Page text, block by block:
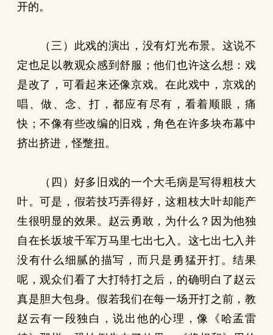
开的。
（三）此戏的演出，没有灯光布景。这说不
定也足以教观众感到舒服；他们也许这么想：戏
是改了，可看起来还像京戏。在此戏中，京戏的
唱、做、念、打，都应有尽有，看着顺眼，痛
快；不像有些改编的旧戏，角色在许多块布幕中
挤出挤进，怪蹩扭。
（四）好多旧戏的一个大毛病是写得粗枝大
叶。可是，假若技巧弄得好，这粗枝大叶却能产
生很明显的效果。赵云勇敢，为什么？因为他独
自在长坂坡千军万马里七出七入。这七出七入并
没有什么细腻的描写，而只是勇猛开打。结果
呢，观众们看了大打特打之后，的确明白了赵云
真是胆大包身。假若我们在每一场开打之前，教
赵云有一段独白，说出他的心理，像《哈孟雷